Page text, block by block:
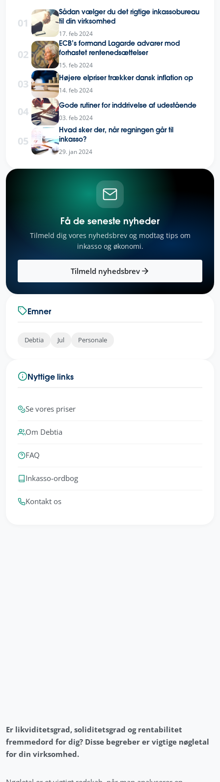
01
Sådan vælger du det rigtige inkassobureau
til din virksomhed
17. feb 2024
02
ECB’s formand Lagarde advarer mod
forhastet rentenedsættelser
15. feb 2024
03 Højere elpriser trækker dansk inflation op
14. feb 2024
04 Gode rutiner for inddrivelse af udestående
03. feb 2024
05
Hvad sker der, når regningen går til
inkasso?
29. jan 2024
Få de seneste nyheder
Tilmeld dig vores nyhedsbrev og modtag tips om
inkasso og økonomi.
Tilmeld nyhedsbrev
Emner
Debtia Jul Personale
Nyttige links
Se vores priser
Om Debtia
FAQ
Inkasso-ordbog
Kontakt os
Er likviditetsgrad, soliditetsgrad og rentabilitet
fremmedord for dig? Disse begreber er vigtige nøgletal
for din virksomhed.